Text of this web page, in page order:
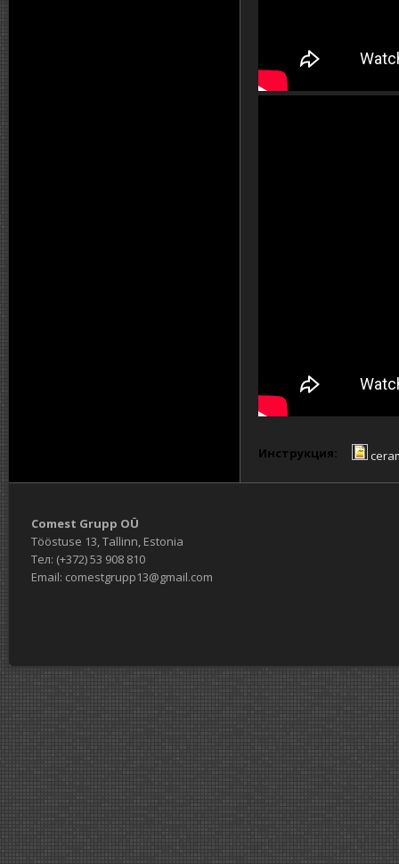
Инструкция:
Comest Grupp OÜ
Tööstuse 13, Tallinn, Estonia
Тел: (+372) 53 908 810
Email: comestgrupp13@gmail.com